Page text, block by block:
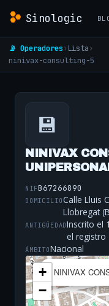
Sinologic
📡 Operadores› Lista›
ninivax-consulting-5
💾
NINIVAX
NIFB67266890
DOMICILIOCalle Lluis
Llobregat
ANTIGÜEDADInscrito el
el registro
ÁMBITONacional
NINIVAX
+
−